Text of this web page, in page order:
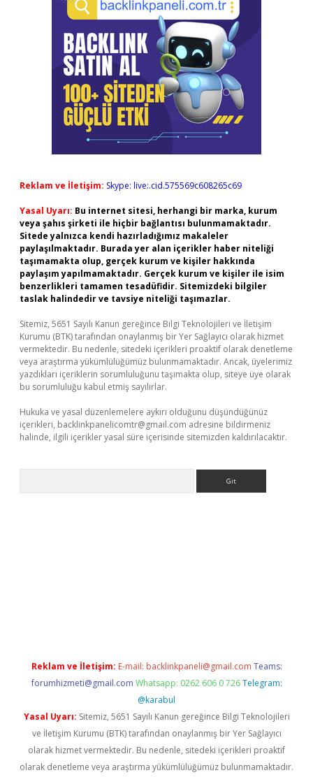
Reklam ve İletişim: Skype: live:.cid.575569c608265c69
Yasal Uyarı: Bu internet sitesi, herhangi bir marka, kurum
veya şahıs şirketi ile hiçbir bağlantısı bulunmamaktadır.
Sitede yalnızca kendi hazırladığımız makaleler
paylaşılmaktadır. Burada yer alan içerikler haber niteliği
taşımamakta olup, gerçek kurum ve kişiler hakkında
paylaşım yapılmamaktadır. Gerçek kurum ve kişiler ile isim
benzerlikleri tamamen tesadüfidir. Sitemizdeki bilgiler
taslak halindedir ve tavsiye niteliği taşımazlar.
Sitemiz, 5651 Sayılı Kanun gereğince Bilgi Teknolojileri ve İletişim
Kurumu (BTK) tarafından onaylanmış bir Yer Sağlayıcı olarak hizmet
vermektedir. Bu nedenle, sitedeki içerikleri proaktif olarak denetleme
veya araştırma yükümlülüğümüz bulunmamaktadır. Ancak, üyelerimiz
yazdıkları içeriklerin sorumluluğunu taşımakta olup, siteye üye olarak
bu sorumluluğu kabul etmiş sayılırlar.
Hukuka ve yasal düzenlemelere aykırı olduğunu düşündüğünüz
içerikleri, backlinkpanelicomtr@gmail.com adresine bildirmeniz
halinde, ilgili içerikler yasal süre içerisinde sitemizden kaldırılacaktır.
Reklam ve İletişim: E-mail: backlinkpaneli@gmail.com Teams:
forumhizmeti@gmail.com Whatsapp: 0262 606 0 726 Telegram:
@karabul
Yasal Uyarı: Sitemiz, 5651 Sayılı Kanun gereğince Bilgi Teknolojileri
ve İletişim Kurumu (BTK) tarafından onaylanmış bir Yer Sağlayıcı
olarak hizmet vermektedir. Bu nedenle, sitedeki içerikleri proaktif
olarak denetleme veya araştırma yükümlülüğümüz bulunmamaktadır.